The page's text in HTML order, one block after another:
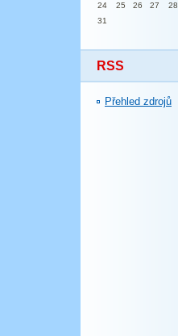
24
25 26 27 28
31
RSS
Přehled zdrojů